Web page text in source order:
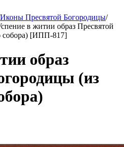
Иконы Пресвятой Богородицы/
в житии образ Пресвятой
собора) [ИПП-817]
образ
(из